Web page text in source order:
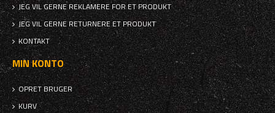
JEG VIL GERNE REKLAMERE FOR ET PRODUKT
JEG VIL GERNE RETURNERE ET PRODUKT
KONTAKT
MIN KONTO
OPRET BRUGER
KURV